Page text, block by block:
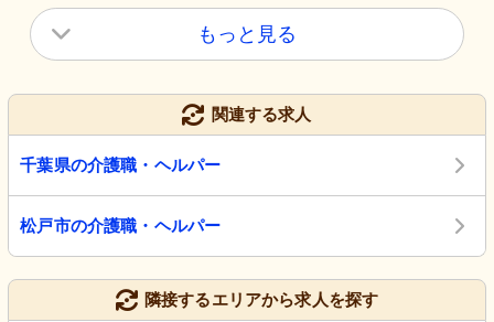
もっと見る
関連する求人
千葉県の介護職・ヘルパー
松戸市の介護職・ヘルパー
隣接するエリアから求人を探す